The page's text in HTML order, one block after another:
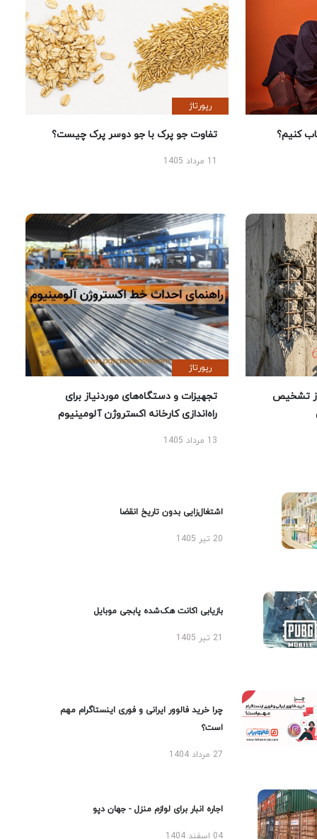
کنیم؟
رپورتاژ
تفاوت جو پرک با جو دوسر پرک چیست؟
تشخیص
رپورتاژ
تجهیزات و دستگاه‌های موردنیاز برای
راه‌اندازی کارخانه اکستروژن آلومینیوم
13 مرداد 1405
اشتغال‌زایی بدون تاریخ انقضا
20 تیر 1405
بازیابی اکانت هک‌شده پابجی موبایل
چرا خرید فالوور ایرانی و فوری اینستاگرام مهم
است؟
27 مرداد 1404
اجاره انبار برای لوازم منزل - جهان دپو
04 اسفند 1404